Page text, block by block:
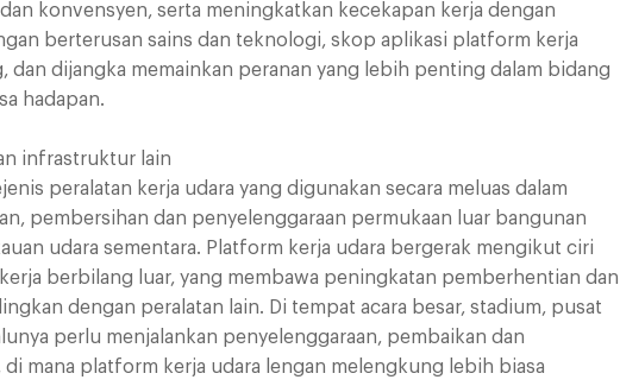
konvensyen, serta meningkatkan kecekapan kerja dengan
berterusan sains dan teknologi, skop aplikasi platform kerja
dan dijangka memainkan peranan yang lebih penting dalam bidang
hadapan.
infrastruktur lain
peralatan kerja udara yang digunakan secara meluas dalam
pembersihan dan penyelenggaraan permukaan luar bangunan
udara sementara. Platform kerja udara bergerak mengikut ciri
berbilang luar, yang membawa peningkatan pemberhentian dan
dengan peralatan lain. Di tempat acara besar, stadium, pusat
perlu menjalankan penyelenggaraan, pembaikan dan
mana platform kerja udara lengan melengkung lebih biasa